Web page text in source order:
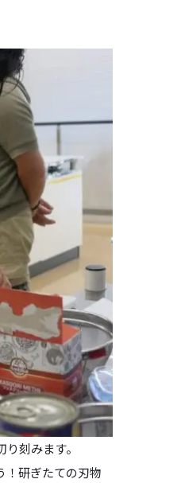
刻みます。
！研ぎたての刃物